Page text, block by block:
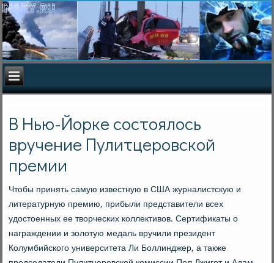
В Нью-Йорке состоялось
вручение Пулитцеровской
премии
Чтобы принять самую известную в США журналистскую и
литературную премию, прибыли представители всех
удостоенных ее творческих коллективов. Сертификаты о
награждении и золотую медаль вручили президент
Колумбийского университета Ли Боллинджер, а также